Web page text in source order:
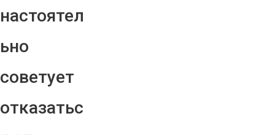
настоятел
ьно
советует
отказатьс